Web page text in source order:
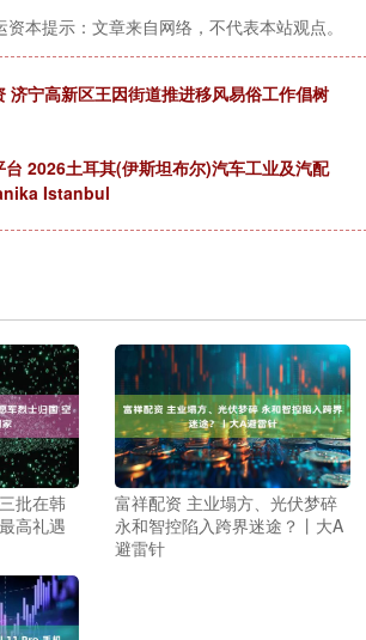
资本提示：文章来自网络，不代表本站观点。
济宁高新区王因街道推进移风易俗工作倡树
台 2026土耳其(伊斯坦布尔)汽车工业及汽配
Istanbul
批在韩
高礼遇
富祥配资 主业塌方、光伏梦碎
永和智控陷入跨界迷途？丨大A
避雷针